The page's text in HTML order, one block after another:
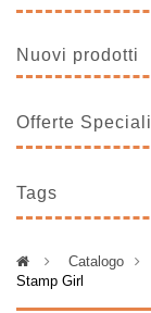
Nuovi prodotti
Offerte Speciali
Tags
> Catalogo >
Stamp Girl